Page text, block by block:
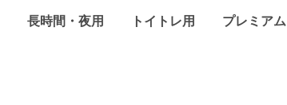
長時間・夜用 トイトレ用 プレミアム